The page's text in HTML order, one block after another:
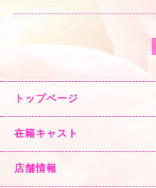
トップページ
在籍キャスト
店舗情報